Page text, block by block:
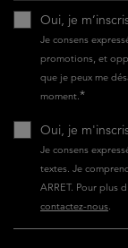
Oui, je
Je consens
promotions, et
que je peux me
moment.*
Oui, je
Je consens
textes. Je
ARRET. Pour plus
contactez-nous.